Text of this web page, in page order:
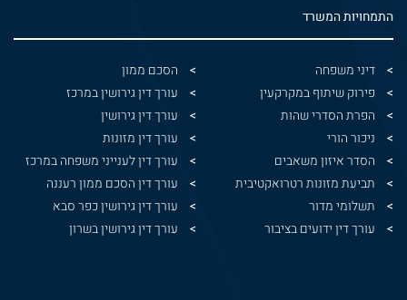
התמחויות המשרד
דיני משפחה
פירוק שיתוף במקרקעין
הפרת הסדרי שהות
ניכור הורי
הסדר איזון משאבים
תביעת מזונות רטרואקטיבית
תשלומי מדור
עורך דין ידועים בציבור
הסכם ממון
עורך דין גירושין במרכז
עורך דין גירושין
עורך דין מזונות
עורך דין לענייני משפחה במרכז
עורך דין הסכם ממון רעננה
עורך דין גירושין כפר סבא
עורך דין גירושין בשרון